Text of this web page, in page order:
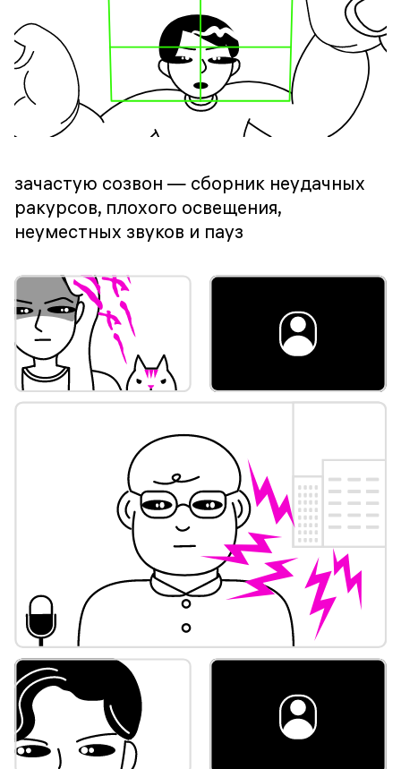
зачастую созвон — сборник неудачных
ракурсов, плохого освещения,
неуместных звуков и пауз